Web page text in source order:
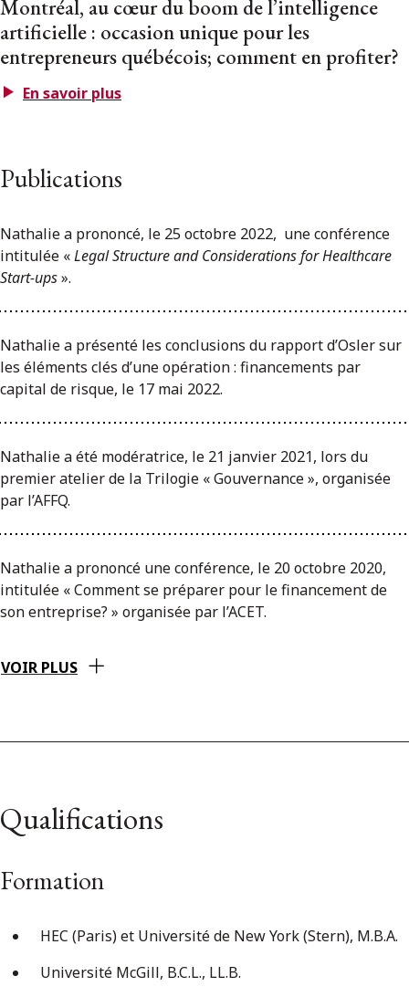
Montréal, au cœur du boom de l’intelligence
artificielle : occasion unique pour les
entrepreneurs québécois; comment en profiter?
En savoir plus
Publications
Nathalie a prononcé, le 25 octobre 2022, une conférence
intitulée «Legal Structure and Considerations for Healthcare
Start-ups».
Nathalie a présenté les conclusions du rapport d’Osler sur
les éléments clés d’une opération : financements par
capital de risque, le 17 mai 2022.
Nathalie a été modératrice, le 21 janvier 2021, lors du
premier atelier de la Trilogie « Gouvernance », organisée
par l’AFFQ.
Nathalie a prononcé une conférence, le 20 octobre 2020,
intitulée « Comment se préparer pour le financement de
son entreprise? » organisée par l’ACET.
VOIR PLUS
Qualifications
Formation
HEC (Paris) et Université de New York (Stern), M.B.A.
Université McGill, B.C.L., LL.B.